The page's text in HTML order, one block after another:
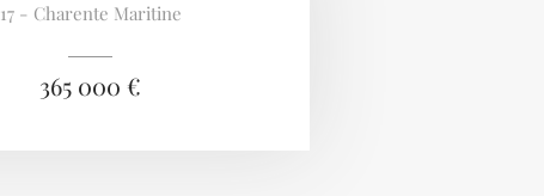
17 - Charente Maritine
365 000 €